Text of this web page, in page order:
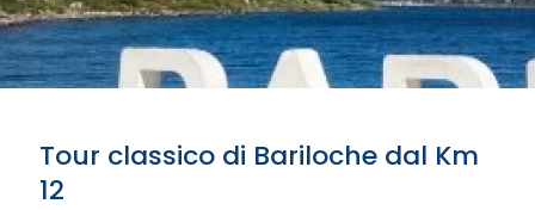
Tour classico di Bariloche dal Km
12